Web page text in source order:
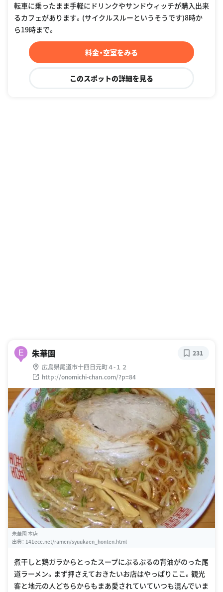
転車に乗ったまま手軽にドリンクやサンドウィッチが購入出来
るカフェがあります。(サイクルスルーというそうです)8時か
ら19時まで。
料金・空室をみる
このスポットの詳細を見る
E 朱華園
広島県尾道市十四日元町４-１２
http://onomichi-chan.com/?p=84
231
朱華園 本店
出典： 141ece.net/ramen/syuukaen_honten.html
煮干しと鶏ガラからとったスープにぷるぷるの背油がのった尾
道ラーメン。まず押さえておきたいお店はやっぱりここ。観光
客と地元の人どちらからもまあ愛されていていつも混んでいま